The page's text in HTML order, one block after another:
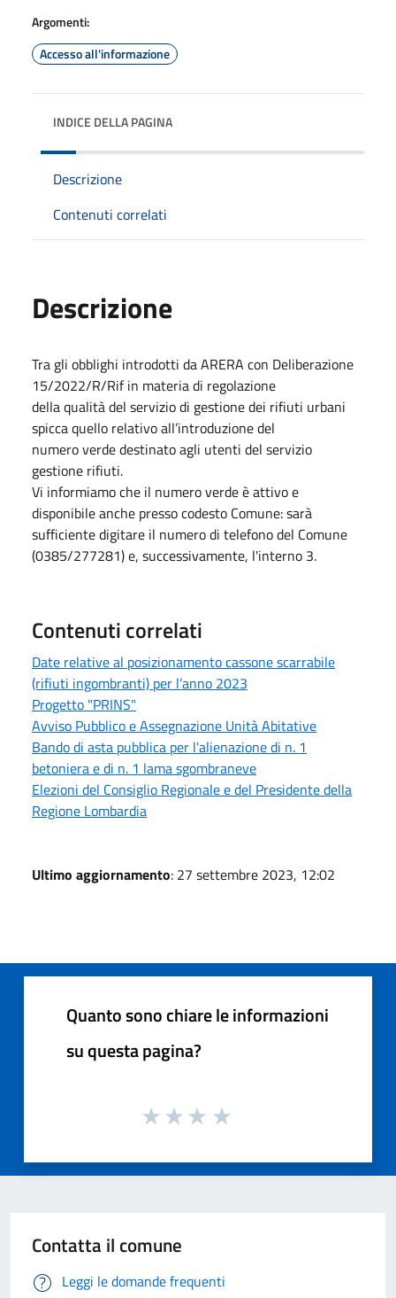
Argomenti:
Accesso all'informazione
INDICE DELLA PAGINA
Descrizione
Contenuti correlati
Descrizione
Tra gli obblighi introdotti da ARERA con Deliberazione
15/2022/R/Rif in materia di regolazione
della qualità del servizio di gestione dei rifiuti urbani
spicca quello relativo all’introduzione del
numero verde destinato agli utenti del servizio
gestione rifiuti.
Vi informiamo che il numero verde è attivo e
disponibile anche presso codesto Comune: sarà
sufficiente digitare il numero di telefono del Comune
(0385/277281) e, successivamente, l'interno 3.
Contenuti correlati
Date relative al posizionamento cassone scarrabile
(rifiuti ingombranti) per l’anno 2023
Progetto "PRINS"
Avviso Pubblico e Assegnazione Unità Abitative
Bando di asta pubblica per l'alienazione di n. 1
betoniera e di n. 1 lama sgombraneve
Elezioni del Consiglio Regionale e del Presidente della
Regione Lombardia
Ultimo aggiornamento: 27 settembre 2023, 12:02
Quanto sono chiare le informazioni
su questa pagina?
Contatta il comune
Leggi le domande frequenti